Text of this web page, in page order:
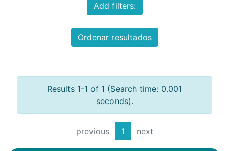
Add filters:
Ordenar resultados
Results 1-1 of 1 (Search time: 0.001
seconds).
previous 1 next